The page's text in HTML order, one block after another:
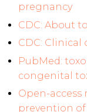
pregnancy
CDC: About
CDC: Clinical
PubMed:
congenital
Open-access
prevention